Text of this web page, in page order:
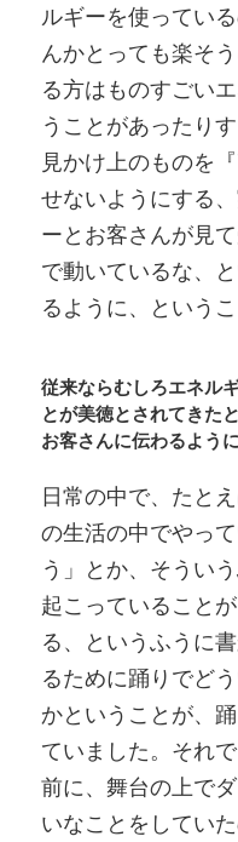
ルギーを使ってい
んかとっても楽そ
る方はものすごい
うことがあったり
見かけ上のものを
せないようにする
ーとお客さんが見
で動いているな、
るように、という
従来ならむしろエネル
とが美徳とされてきた
お客さんに伝わるよう
日常の中で、たと
の生活の中でやっ
う」とか、そうい
起こっていること
る、というふうに
るために踊りでど
かということが、
ていました。それ
前に、舞台の上で
いなことをしてい